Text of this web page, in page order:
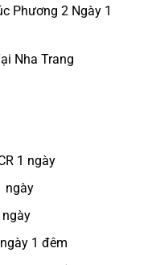
Phương 2 Ngày 1
Nha Trang
1 ngày
ngày
1 đêm